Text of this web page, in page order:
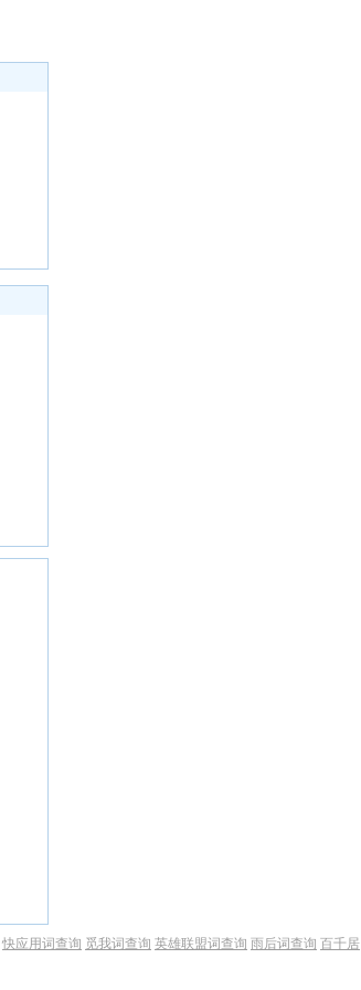
快应用词查询 觅我词查询 英雄联盟词查询 雨后词查询 百千居